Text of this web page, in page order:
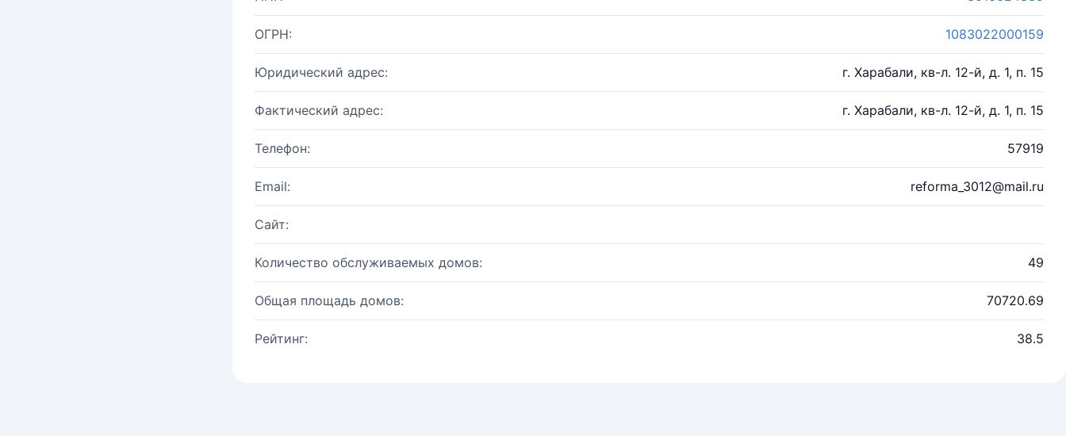
ОГРН: 1083022000159
Юридический адрес: г. Харабали, кв-л. 12-й, д. 1, п. 15
Фактический адрес: г. Харабали, кв-л. 12-й, д. 1, п. 15
Телефон: 57919
Email: reforma_3012@mail.ru
Сайт:
Количество обслуживаемых домов: 49
Общая площадь домов: 70720.69
Рейтинг: 38.5